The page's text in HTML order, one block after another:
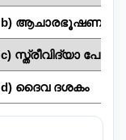
b) ആചാരഭൂഷണം
c) സ്ത്രീവിദ്യാ
d) ദൈവ ദശകം